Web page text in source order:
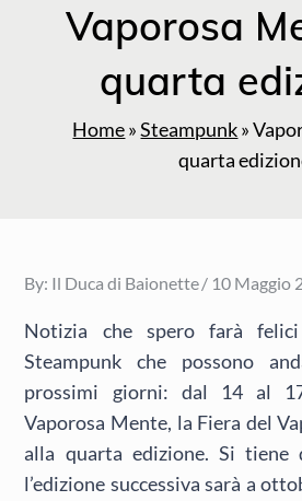
Vaporosa
quarta
Home»Steampunk»
quarta
By: Il Duca di Baionette Posted
10 Maggio
Notizia che spero farà
Steampunk che possono
prossimi giorni: dal 14 al
Vaporosa Mente, la Fiera del
alla quarta edizione. Si tiene
l’edizione successiva sarà a